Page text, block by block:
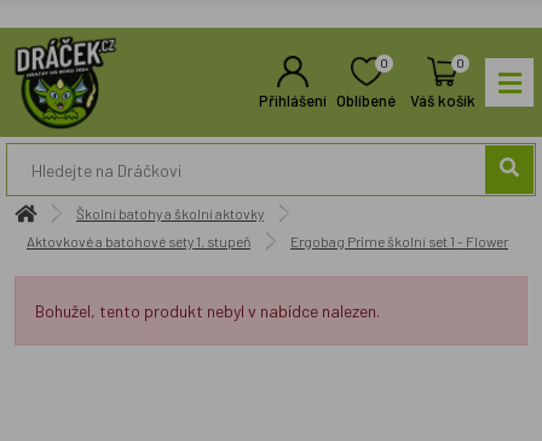
Přihlášení
0
Oblíbené
0
Váš košík
Školní batohy a školní aktovky
Aktovkové a batohové sety 1. stupeň
Ergobag Prime školní set 1 - Flower
Bohužel, tento produkt nebyl v nabídce nalezen.